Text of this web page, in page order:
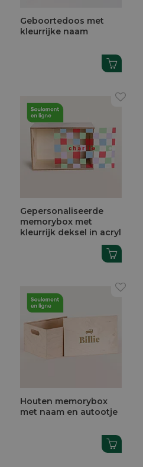
Geboortedoos met
kleurrijke naam
Gepersonaliseerde
memorybox met
kleurrijk deksel in acryl
Houten memorybox
met naam en autootje